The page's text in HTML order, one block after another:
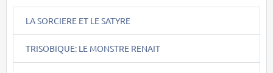
LA SORCIERE ET LE SATYRE
TRISOBIQUE: LE MONSTRE RENAIT